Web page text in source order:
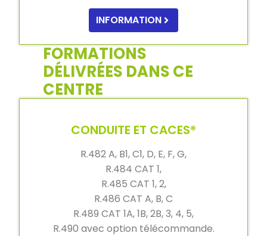
INFORMATION
FORMATIONS
DÉLIVRÉES DANS CE
CENTRE
CONDUITE ET CACES®
R.482 A, B1, C1, D, E, F, G,
R.484 CAT 1,
R.485 CAT 1, 2,
R.486 CAT A, B, C
R.489 CAT 1A, 1B, 2B, 3, 4, 5,
R.490 avec option télécommande.